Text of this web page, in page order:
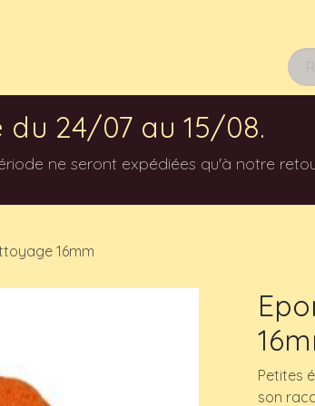
24/07 au 15/08.
ne seront expédiées qu'à notre
16mm
Petites
son